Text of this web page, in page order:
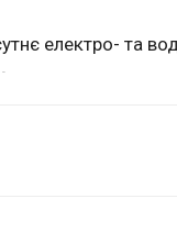
електро- та